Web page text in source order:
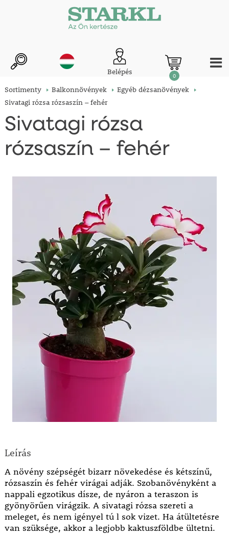
Belépés 0
Sortimenty Balkonnövények
Egyéb dézsanövények
Sivatagi rózsa rózsaszín – fehér
Sivatagi rózsa
rózsaszín – fehér
Leírás
A növény szépségét bizarr növekedése és kétszínű,
rózsaszín és fehér virágai adják. Szobanövényként a
nappali egzotikus dísze, de nyáron a teraszon is
gyönyörűen virágzik. A sivatagi rózsa szereti a
meleget, és nem igényel tú l sok vizet. Ha átültetésre
van szüksége, akkor a legjobb kaktuszföldbe ültetni.